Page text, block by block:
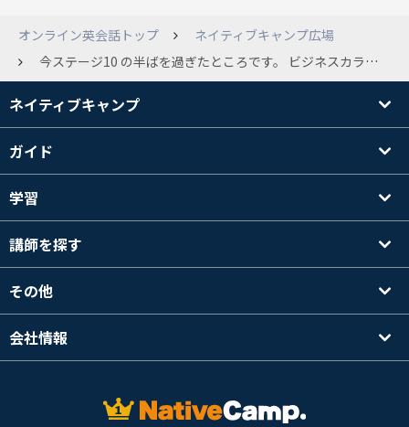
オンライン英会話トップ
ネイティブキャンプ広場
今ステージ10 の半ばを過ぎたところです。 ビジネスカランもやる予定です。 ビジネスカランをなさっているかたに アドバイスいただきたいのですが、 ステージ12をおわらせてからビジネスにハイタッチたほうがいいですか。 ビジネスにいくまえの準備または 勉強法、レッスンなど。 ビジネスカランでの勉強法 アドバイス頂けたら有り難いです。
ネイティブキャンプ
ガイド
学習
講師を探す
その他
会社情報